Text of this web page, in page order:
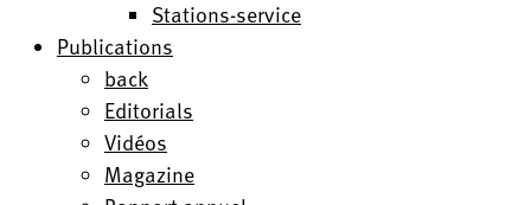
Stations-service
Publications
back
Editorials
Vidéos
Magazine